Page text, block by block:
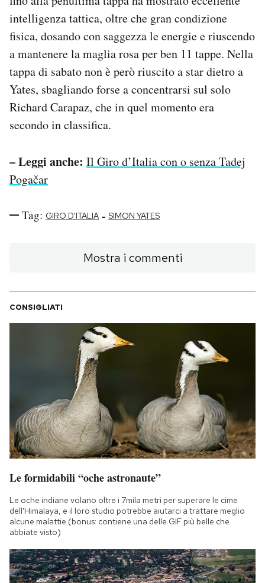
intelligenza tattica, oltre che gran condizione
fisica, dosando con saggezza le energie e riuscendo
a mantenere la maglia rosa per ben 11 tappe. Nella
tappa di sabato non è però riuscito a star dietro a
Yates, sbagliando forse a concentrarsi sul solo
Richard Carapaz, che in quel momento era
secondo in classifica.
– Leggi anche: Il Giro d’Italia con o senza Tadej
Pogačar
Tag: GIRO D'ITALIA - SIMON YATES
Mostra i commenti
CONSIGLIATI
Le formidabili “oche astronaute”
Le oche indiane volano oltre i 7mila metri per superare le cime
dell'Himalaya, e il loro studio potrebbe aiutarci a trattare meglio
alcune malattie (bonus: contiene una delle GIF più belle che
abbiate visto)